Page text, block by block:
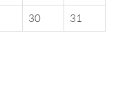
30 31